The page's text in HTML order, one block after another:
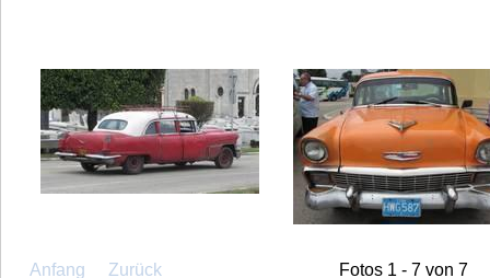
Anfang Zurück Fotos 1 - 7 von 7